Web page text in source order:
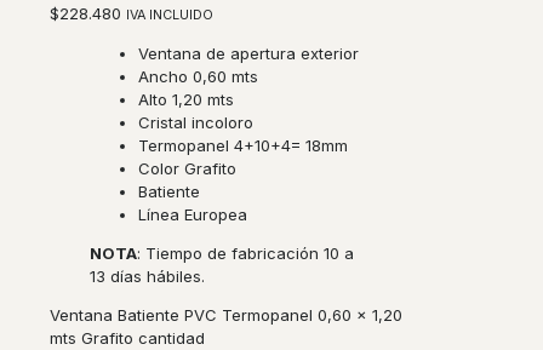
$228.480 IVA INCLUIDO
Ventana de apertura exterior
Ancho 0,60 mts
Alto 1,20 mts
Cristal incoloro
Termopanel 4+10+4= 18mm
Color Grafito
Batiente
Línea Europea
NOTA: Tiempo de fabricación 10 a
13 días hábiles.
Ventana Batiente PVC Termopanel 0,60 x 1,20
mts Grafito cantidad